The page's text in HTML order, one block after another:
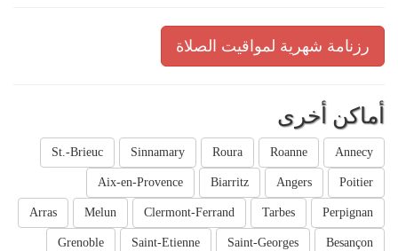
رزنامة شهرية لمواقيت الصلاة
أماكن أخرى
Annecy
Roanne
Roura
Sinnamary
St.-Brieuc
Poitier
Angers
Biarritz
Aix-en-Provence
Perpignan
Tarbes
Clermont-Ferrand
Melun
Arras
Besançon
Saint-Georges
Saint-Etienne
Grenoble